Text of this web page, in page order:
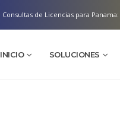
Consultas de Licencias para Panama:
INICIO SOLUCIONES